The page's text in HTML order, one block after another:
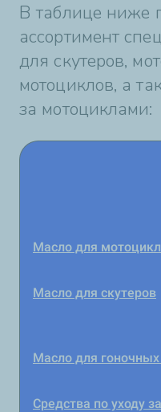
В таблице ниже
ассортимент
для скутеров,
мотоциклов, а
за мотоциклами:
Масло для
Масло для скутеров
Масло для
Средства по уходу